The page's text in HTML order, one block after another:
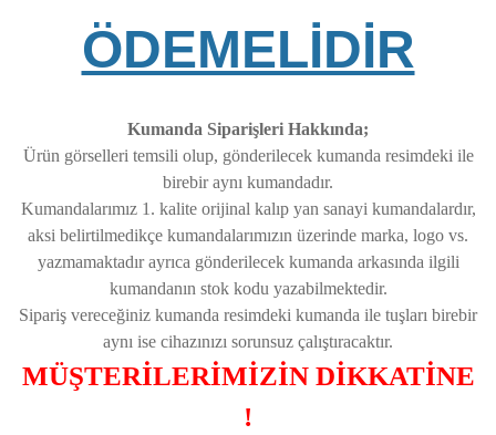
ÖDEMELİDİR
Kumanda Siparişleri Hakkında;
Ürün görselleri temsili olup, gönderilecek kumanda resimdeki ile
birebir aynı kumandadır.
Kumandalarımız 1. kalite orijinal kalıp yan sanayi kumandalardır,
aksi belirtilmedikçe kumandalarımızın üzerinde marka, logo vs.
yazmamaktadır ayrıca gönderilecek kumanda arkasında ilgili
kumandanın stok kodu yazabilmektedir.
Sipariş vereceğiniz kumanda resimdeki kumanda ile tuşları birebir
aynı ise cihazınızı sorunsuz çalıştıracaktır.
MÜŞTERİLERİMİZİN DİKKATİNE
!